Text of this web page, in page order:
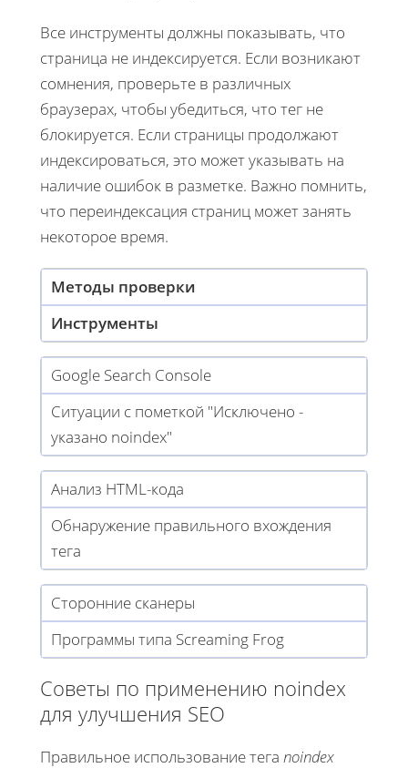
Все инструменты должны показывать, что
страница не индексируется. Если возникают
сомнения, проверьте в различных
браузерах, чтобы убедиться, что тег не
блокируется. Если страницы продолжают
индексироваться, это может указывать на
наличие ошибок в разметке. Важно помнить,
что переиндексация страниц может занять
некоторое время.
Методы проверки
Инструменты
Google Search Console
Ситуации с пометкой "Исключено -
указано noindex"
Анализ HTML-кода
Обнаружение правильного вхождения
тега
Сторонние сканеры
Программы типа Screaming Frog
Советы по применению noindex
для улучшения SEO
Правильное использование тега noindex